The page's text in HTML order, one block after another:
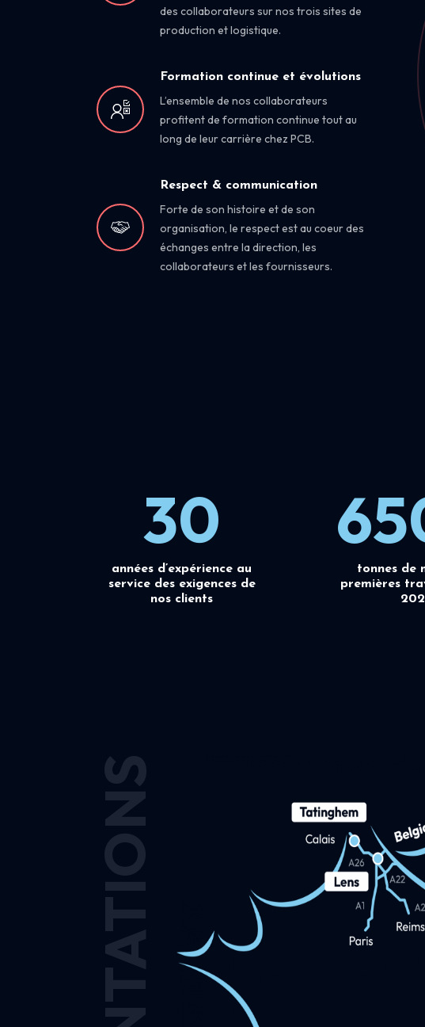
des collaborateurs sur nos trois sites de
production et logistique.
Formation continue et évolutions
L’ensemble de nos collaborateurs
profitent de formation continue tout au
long de leur carrière chez PCB.
Respect & communication
Forte de son histoire et de son
organisation, le respect est au coeur des
échanges entre la direction, les
collaborateurs et les fournisseurs.
30
années d’expérience au
service des exigences de
nos clients
tonnes de
premières